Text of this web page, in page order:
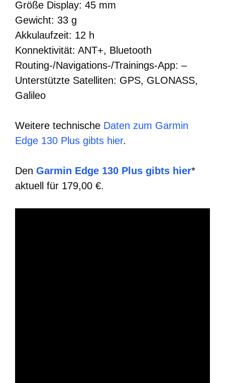
Größe Display: 45 mm
Gewicht: 33 g
Akkulaufzeit: 12 h
Konnektivität: ANT+, Bluetooth
Routing-/Navigations-/Trainings-App: –
Unterstützte Satelliten: GPS, GLONASS,
Galileo
Weitere technische Daten zum Garmin
Edge 130 Plus gibts hier.
Den Garmin Edge 130 Plus gibts hier*
aktuell für 179,00 €.